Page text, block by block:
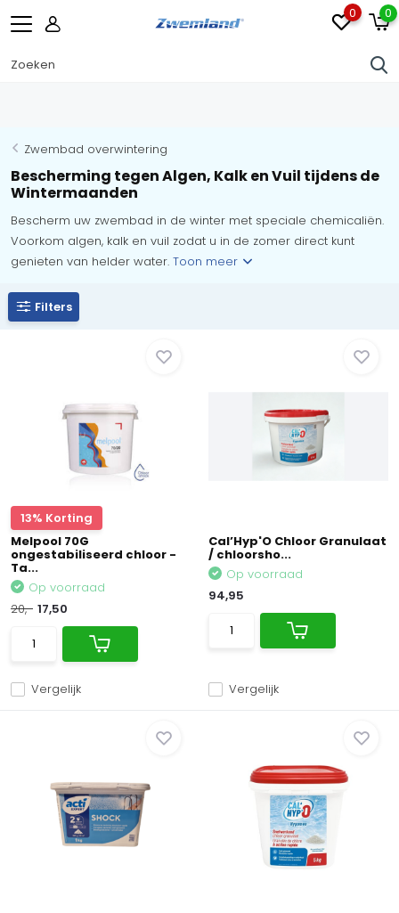
0 0
Zwembad overwintering
Bescherming tegen Algen, Kalk en Vuil tijdens de
Wintermaanden
Bescherm uw zwembad in de winter met speciale chemicaliën.
Voorkom algen, kalk en vuil zodat u in de zomer direct kunt
genieten van helder water. Toon meer
Filters
13% Korting
Melpool 70G
ongestabiliseerd chloor -
Ta...
Vergelijk
Op voorraad
20,- 17,50
Cal’Hyp'O Chloor Granulaat
/ chloorsho...
Vergelijk
Op voorraad
94,95